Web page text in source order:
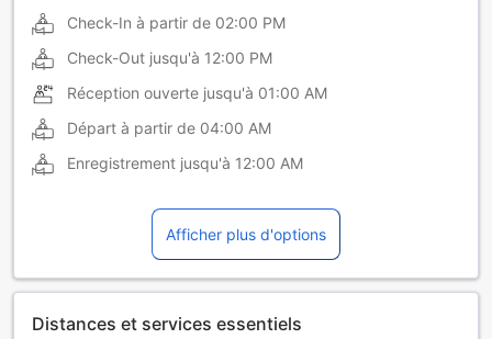
Check-In à partir de 02:00 PM
Check-Out jusqu'à 12:00 PM
Réception ouverte jusqu'à 01:00 AM
Départ à partir de 04:00 AM
Enregistrement jusqu'à 12:00 AM
Afficher plus d'options
Distances et services essentiels